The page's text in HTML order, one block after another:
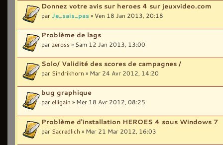
Donnez votre avis sur heroes 4 sur jeuxvideo.com
par Je_sais_pas» Ven 18 Jan 2013, 20:18
Problème de lags
par zeross» Sam 12 Jan 2013, 13:00
Solo/ Validité des scores de campagnes /
par Sindrikhorn » Mar 24 Avr 2012, 14:20
bug graphique
parelligain » Mer 18 Avr 2012, 08:25
Problème d'installation HEROES 4 sous Windows 7
par Sacredlich » Mer 21 Mar 2012, 16:03